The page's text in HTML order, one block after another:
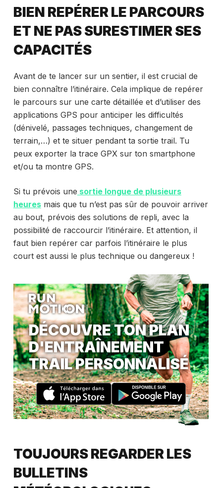
BIEN REPÉRER LE PARCOURS
ET NE PAS SURESTIMER SES
CAPACITÉS
Avant de te lancer sur un sentier, il est crucial de
bien connaître l’itinéraire. Cela implique de repérer
le parcours sur une carte détaillée et d’utiliser des
applications GPS pour anticiper les difficultés
(dénivelé, passages techniques, changement de
terrain,…) et te situer pendant ta sortie trail. Tu
peux exporter la trace GPX sur ton smartphone
et/ou ta montre GPS.
Si tu prévois une sortie longue de plusieurs
heuresmais que tu n’est pas sûr de pouvoir arriver
au bout, prévois des solutions de repli, avec la
possibilité de raccourcir l’itinéraire. Et attention, il
faut bien repérer car parfois l’itinéraire le plus
court est aussi le plus technique ou dangereux !
DÉCOUVRE TON PLAN
D'ENTRAÎNEMENT
TRAIL PERSONNALISÉ
TOUJOURS REGARDER LES
BULLETINS